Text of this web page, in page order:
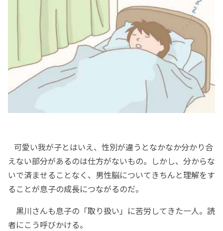
可愛い我が子とはいえ、性別が違うとなかなか分かり合
えない部分があるのは仕方がないもの。しかし、分からな
いで済ませることなく、男性脳についてきちんと理解をす
ることが息子の成長につながるのだ。
黒川さんも息子の「取り扱い」に苦労してきた一人。読
者にこう呼びかける。